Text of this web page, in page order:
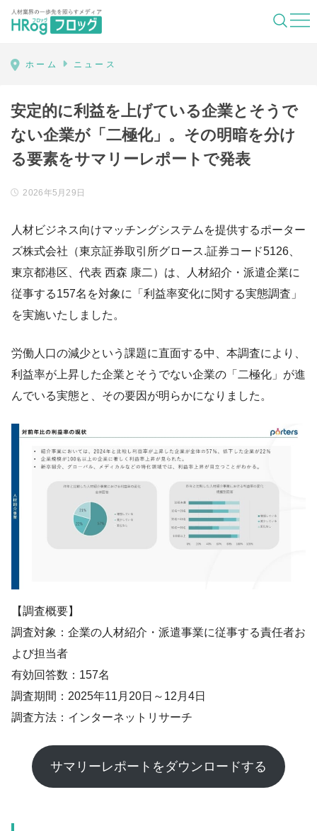
HRog | 人材業界の一歩先を照らすメディ
ホーム ニュース
安定的に利益を上げている企業とそうで
ない企業が「二極化」。その明暗を分け
る要素をサマリーレポートで発表
2026年5月29日
人材ビジネス向けマッチングシステムを提供するポーター
ズ株式会社（東京証券取引所グロース.証券コード5126、
東京都港区、代表 西森 康二）は、人材紹介・派遣企業に
従事する157名を対象に「利益率変化に関する実態調査」
を実施いたしました。
労働人口の減少という課題に直面する中、本調査により、
利益率が上昇した企業とそうでない企業の「二極化」が進
んでいる実態と、その要因が明らかになりました。
【調査概要】
調査対象：企業の人材紹介・派遣事業に従事する責任者お
よび担当者
有効回答数：157名
調査期間：2025年11月20日～12月4日
調査方法：インターネットリサーチ
サマリーレポートをダウンロードする